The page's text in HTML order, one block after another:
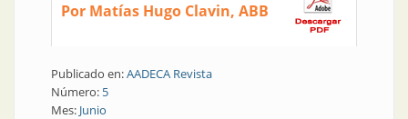
Por Matías Hugo Clavin, ABB
Publicado en:AADECA Revista
Número: 5
Mes: Junio